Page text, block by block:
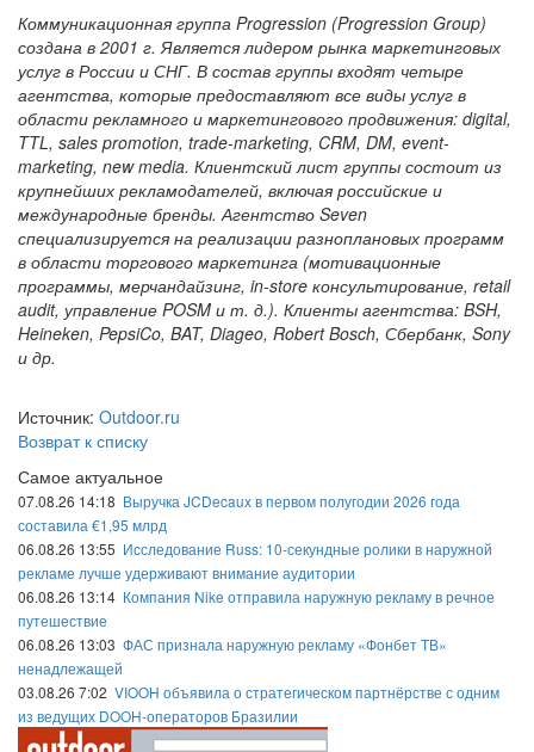
Коммуникационная группа Progression (Progression Group)
создана в 2001 г. Является лидером рынка маркетинговых
услуг в России и СНГ. В состав группы входят четыре
агентства, которые предоставляют все виды услуг в
области рекламного и маркетингового продвижения: digital,
TTL, sales promotion, trade-marketing, CRM, DM, event-
marketing, new media. Клиентский лист группы состоит из
крупнейших рекламодателей, включая российские и
международные бренды. Агентство Seven
специализируется на реализации разноплановых программ
в области торгового маркетинга (мотивационные
программы, мерчандайзинг, in-store консультирование, retail
audit, управление POSM и т. д.). Клиенты агентства: BSH,
Heineken, PepsiCo, BAT, Diageo, Robert Bosch, Сбербанк, Sony
и др.
Источник: Outdoor.ru
Возврат к списку
Самое актуальное
07.08.26 14:18 Выручка JCDecaux в первом полугодии 2026 года
составила €1,95 млрд
06.08.26 13:55 Исследование Russ: 10-секундные ролики в наружной
рекламе лучше удерживают внимание аудитории
06.08.26 13:14 Компания Nike отправила наружную рекламу в речное
путешествие
06.08.26 13:03 ФАС признала наружную рекламу «Фонбет ТВ»
ненадлежащей
03.08.26 7:02 VIOOH объявила о стратегическом партнёрстве с одним
из ведущих DOOH-операторов Бразилии